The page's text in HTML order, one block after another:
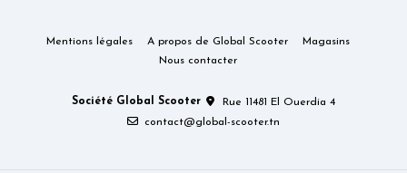
Mentions légales A propos de Global Scooter
Magasins
Nous contacter
Société Global Scooter
Rue 11481 El Ouerdia 4
contact@global-scooter.tn